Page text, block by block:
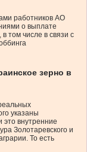
работников АО
о выплате
том числе в связи с
зерно в
указаны
внутренние
Золотаревского и
То есть